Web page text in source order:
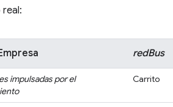
redBus
impulsadas por el
Carrito